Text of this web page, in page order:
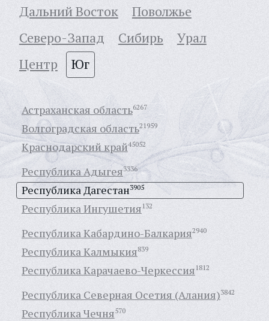
Дальний Восток
Поволжье
Северо-Запад
Сибирь
Урал
Центр
Юг
Астраханская область6267
Волгоградская область21959
Краснодарский край45052
Республика Адыгея3336
Республика Дагестан3905
Республика Ингушетия132
Республика Кабардино-Балкария2940
Республика Калмыкия839
Республика Карачаево-Черкессия1812
Республика Северная Осетия (Алания)3842
Республика Чечня570